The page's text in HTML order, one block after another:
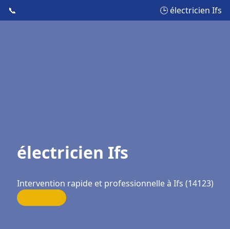
📞 🕒 électricien Ifs
électricien Ifs
Intervention rapide et professionnelle à Ifs (14123)